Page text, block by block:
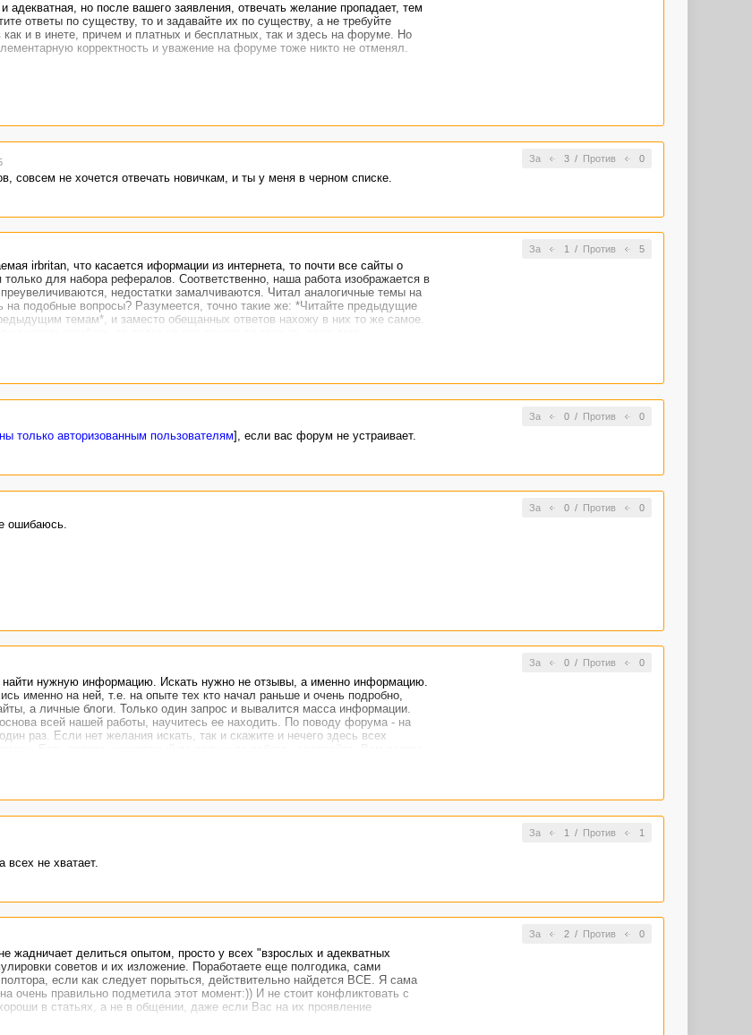
но после вашего заявления, отвечать желание пропадает, тем
ответы по существу, то и задавайте их по существу, а не требуйте
и в инете, причем и платных и бесплатных, так и здесь на форуме. Но
корректность и уважение на форуме тоже никто не отменял.
За 3/ Против 0
совсем не хочется отвечать новичкам, и ты у меня в черном списке.
За 1 / Против 5
irbritan, что касается иформации из интернета, то почти все сайты о
для набора рефералов. Соответственно, наша работа изображается в
недостатки замалчиваются. Читал аналогичные темы на
подобные вопросы? Разумеется, точно такие же: *Читайте предыдущие
темам*, и заместо обещанных ответов нахожу в них то же самое.
в шутку!
тут работать и хорошо зарабатывать, необходимо как следует отдыхать
дышать свежим вохдухом. Не торчать за компьютером безвылазно,
нагрузке, а не на форуме.
За 0/ Против 0
только авторизованным пользователям], если вас форум не устраивает.
За 0/ Против 0
ошибаюсь.
За 0/ Против 0
нужную информацию. Искать нужно не отзывы, а именно информацию.
именно на ней, т.е. на опыте тех кто начал раньше и очень подробно,
а личные блоги. Только один запрос и вывалится масса информации.
всей нашей работы, научитесь ее находить. По поводу форума - на
раз. Если нет желания искать, так и скажите и нечего здесь всех
о чем.
За 1 / Против 1
всех не хватает.
За 2/ Против 0
жадничает делиться опытом, просто у всех "взрослых и адекватных
советов и их изложение. Поработаете еще полгодика, сами
если как следует порыться, действительно найдется ВСЕ. Я сама
очень правильно подметила этот момент:)) И не стоит конфликтовать с
в статьях, а не в общении, даже если Вас на их проявление